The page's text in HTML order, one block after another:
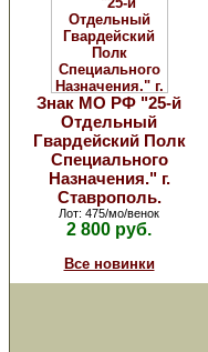
Знак МО РФ "25-й
Отдельный
Гвардейский Полк
Специального
Назначения." г.
Ставрополь.
Лот: 475/мо/венок
2 800 руб.
Все новинки